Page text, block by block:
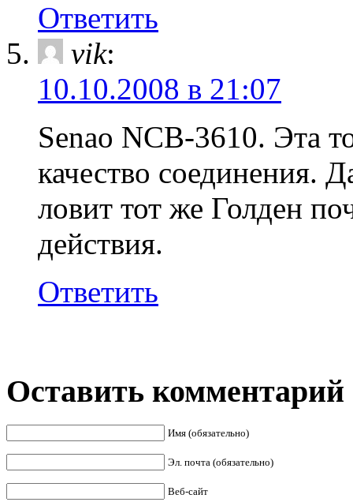
Ответить
vik:
10.10.2008 в 21:07
Senao NCB-3610. Эта
качество соединения.
ловит тот же Голден
действия.
Ответить
Оставить комментарий
Имя (обязательно)
Эл. почта (обязательно)
Веб-сайт